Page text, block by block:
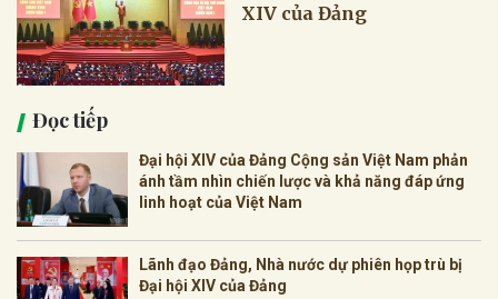
XIV của Đảng
Đọc tiếp
Đại hội XIV của Đảng Cộng sản Việt Nam phản
ánh tầm nhìn chiến lược và khả năng đáp ứng
linh hoạt của Việt Nam
Lãnh đạo Đảng, Nhà nước dự phiên họp trù bị
Đại hội XIV của Đảng